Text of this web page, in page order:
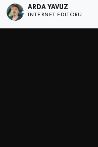
ARDA YAVUZ
İNTERNET EDITÖRÜ
RESMİ İLAN